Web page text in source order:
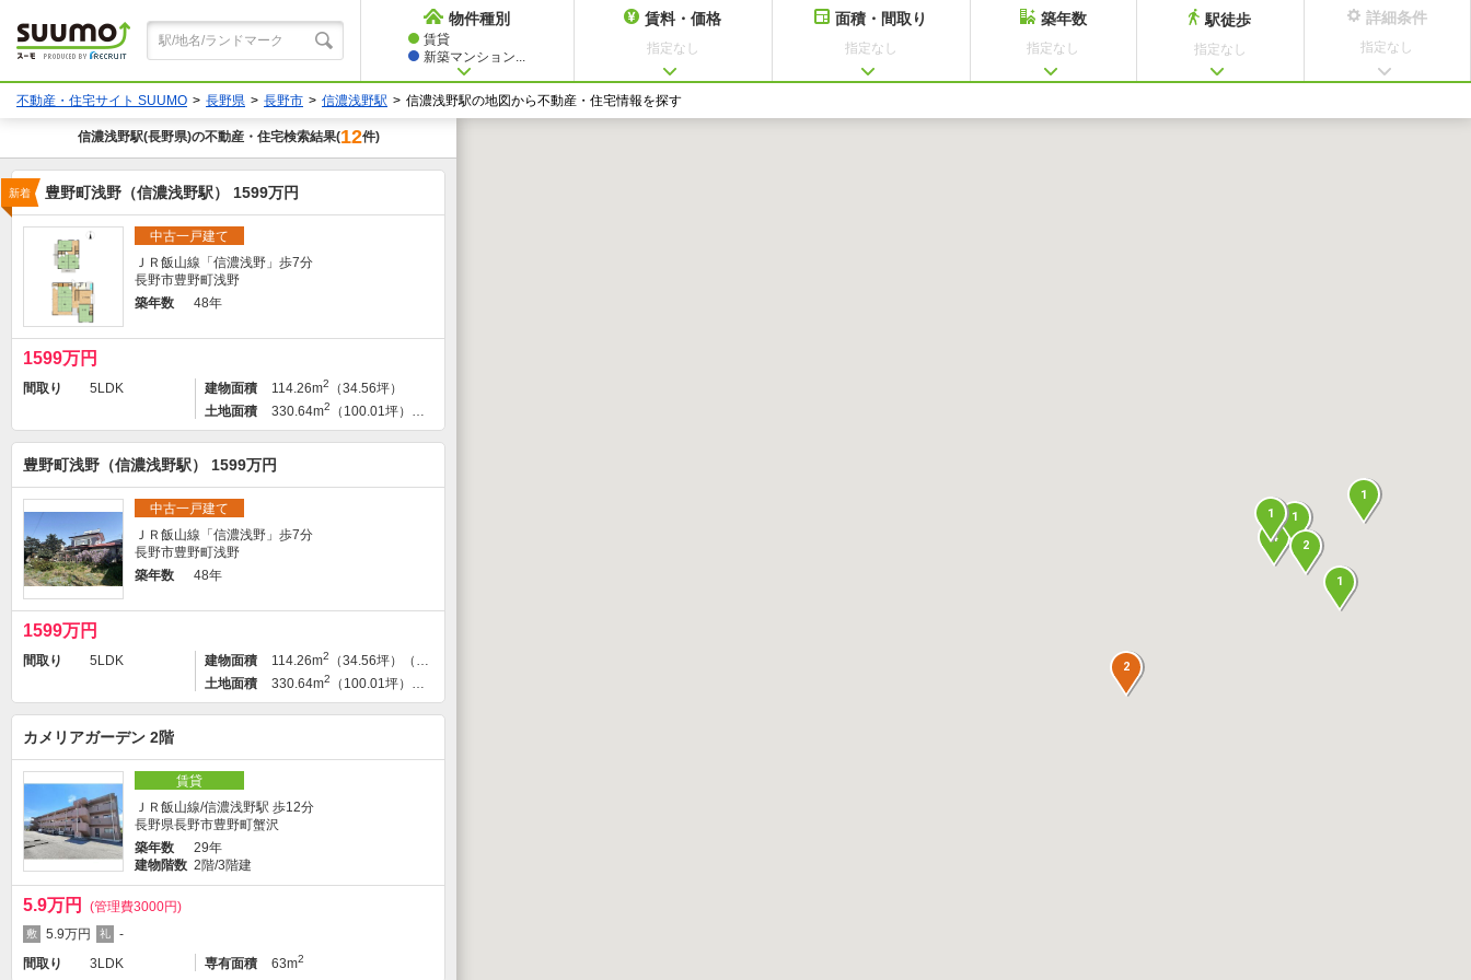
物件種別
賃貸
新築マンション...
賃料・価格
指定なし
面積・間取り
指定なし
築年数
指定なし
駅徒歩
指定なし
詳細条件
指定なし
不動産・住宅サイト SUUMO 長野県 長野市 信濃浅野駅 信濃浅野駅の地図から不動産・住宅情報を探す
4
1
2
1
1
2
1
信濃浅野駅(長野県)の不動産・住宅検索結果(12件)
新着 豊野町浅野（信濃浅野駅） 1599万円
中古一戸建て
ＪＲ飯山線「信濃浅野」歩7分
長野市豊野町浅野
築年数
48年
1599万円
間取り 5LDK 建物面積 114.26m2
（34.56坪）
土地面積
330.64m2 （100.01坪）（登記）
豊野町浅野（信濃浅野駅） 1599万円
中古一戸建て
ＪＲ飯山線「信濃浅野」歩7分
長野市豊野町浅野
築年数
48年
1599万円
間取り 5LDK 建物面積 114.26m2
（34.56坪）（登記）
土地面積
330.64m2 （100.01坪）（登記）
カメリアガーデン 2階
賃貸
ＪＲ飯山線/信濃浅野駅 歩12分
長野県長野市豊野町蟹沢
築年数
29年
建物階数 2階/3階建
5.9万円
(管理費3000円)
5.9万円
-
間取り
3LDK 専有面積 63m2